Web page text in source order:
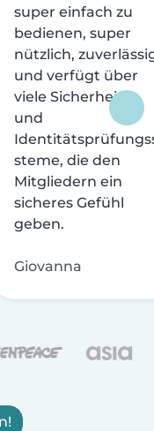
super einfach zu
bedienen, super
nützlich,
und verfügt über
viele Sicherheits-
und
steme, die den
Mitgliedern ein
sicheres Gefühl
geben.
Giovanna